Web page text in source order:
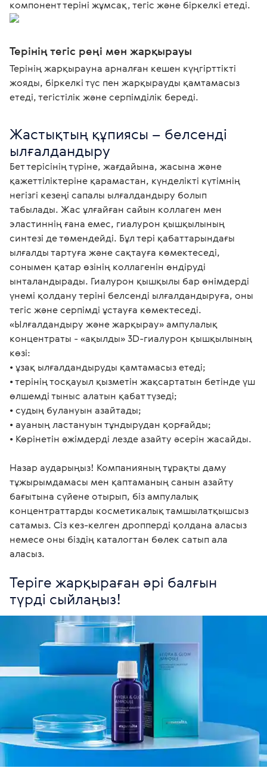
компонент теріні жұмсақ, тегіс және біркелкі етеді.
Терінің тегіс реңі мен жарқырауы
Терінің жарқырауна арналған кешен күңгірттікті
жояды, біркелкі түс пен жарқырауды қамтамасыз
етеді, тегістілік және серпімділік береді.
Жастықтың құпиясы – белсенді
ылғалдандыру
Бет терісінің түріне, жағдайына, жасына және
қажеттіліктеріне қарамастан, күнделікті күтімнің
негізгі кезеңі сапалы ылғалдандыру болып
табылады. Жас ұлғайған сайын коллаген мен
эластиннің ғана емес, гиалурон қышқылының
синтезі де төмендейді. Бұл тері қабаттарындағы
ылғалды тартуға және сақтауға көмектеседі,
сонымен қатар өзінің коллагенін өндіруді
ынталандырады. Гиалурон қышқылы бар өнімдерді
үнемі қолдану теріні белсенді ылғалдандыруға, оны
тегіс және серпімді ұстауға көмектеседі.
«Ылғалдандыру және жарқырау» ампулалық
концентраты - «ақылды» 3D-гиалурон қышқылының
көзі:
• ұзақ ылғалдандыруды қамтамасыз етеді;
• терінің тосқауыл қызметін жақсартатын бетінде үш
өлшемді тыныс алатын қабат түзеді;
• судың булануын азайтады;
• ауаның ластануын тұндырудан қорғайды;
• Көрінетін әжімдерді лезде азайту әсерін жасайды.
Назар аударыңыз! Компанияның тұрақты даму
тұжырымдамасы мен қаптаманың санын азайту
бағытына сүйене отырып, біз ампулалық
концентраттарды косметикалық тамшылатқышсыз
сатамыз. Сіз кез-келген дропперді қолдана аласыз
немесе оны біздің каталогтан бөлек сатып ала
аласыз.
Теріге жарқыраған әрі балғын
түрді сыйлаңыз!